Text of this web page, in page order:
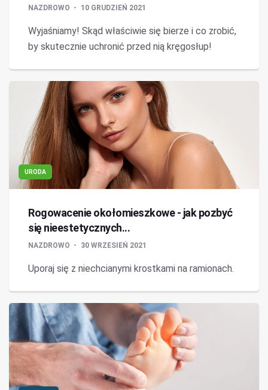
NAZDROWO 10 GRUDZIEŃ 2021
Wyjaśniamy! Skąd właściwie się bierze i co zrobić,
by skutecznie uchronić przed nią kręgosłup!
URODA
Rogowacenie okołomieszkowe - jak pozbyć
się nieestetycznych...
NAZDROWO 30 WRZESIEŃ 2021
Uporaj się z niechcianymi krostkami na ramionach.